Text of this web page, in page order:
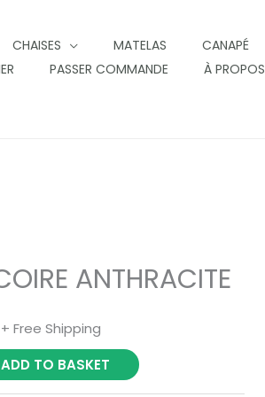
CHAISES MATELAS
CANAPÉ
PASSER COMMANDE
À PROPOS
ANTHRACITE
+ Free Shipping
ADD TO BASKET